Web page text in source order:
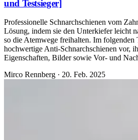
und Testsieger]
Professionelle Schnarchschienen vom
Lösung, indem sie den Unterkiefer leicht
so die Atemwege freihalten. Im folgenden
hochwertige Anti-Schnarchschienen vor,
Eigenschaften, Bilder sowie Vor- und
Mirco Rennberg · 20. Feb. 2025